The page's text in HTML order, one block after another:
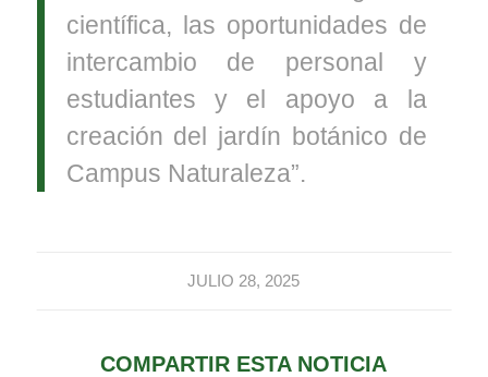
científica, las oportunidades de
intercambio de personal y
estudiantes y el apoyo a la
creación del jardín botánico de
Campus Naturaleza”.
JULIO 28, 2025
COMPARTIR ESTA NOTICIA